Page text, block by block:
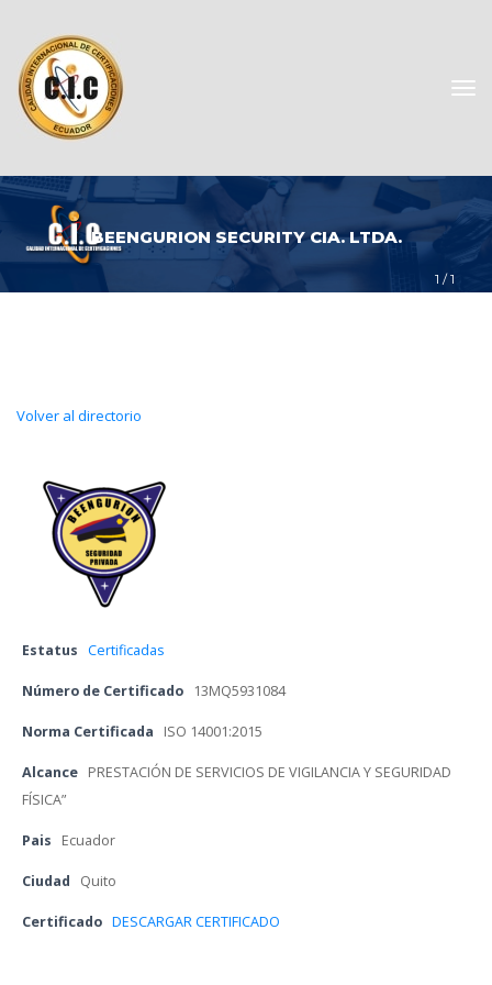
1 / 1
BEENGURION SECURITY CIA. LTDA.
Volver al directorio
Estatu Certificada
Número de Certificado 13MQ5931084
Norma Certificada ISO 14001:2015
Alcance PRESTACIÓN DE SERVICIOS DE VIGILANCIA Y SEGURIDAD
FÍSICA”
Pai Ecuador
Ciudad Quito
Certificado DESCARGAR CERTIFICADO